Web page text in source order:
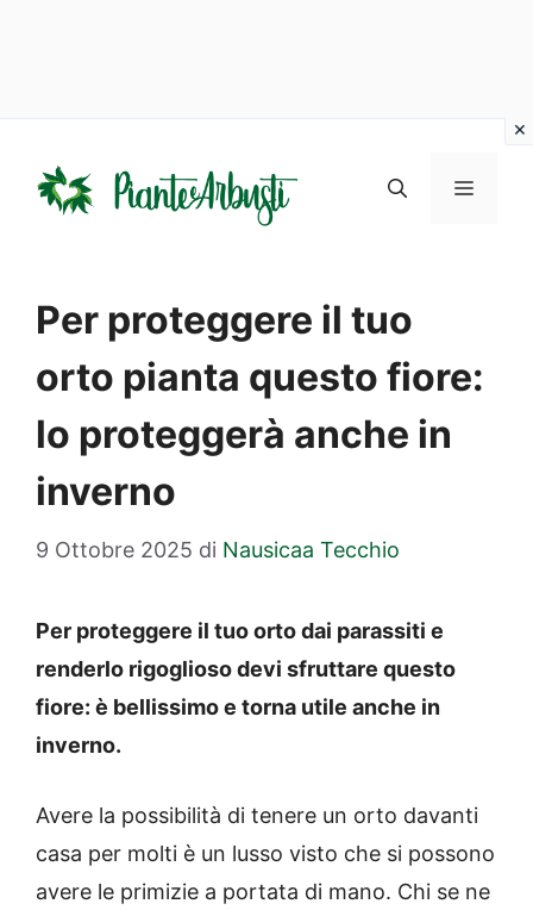
contenuto
MENU
Per proteggere il tuo
orto pianta questo fiore:
lo proteggerà anche in
inverno
9 Ottobre 2025 di Nausicaa Tecchio
Per proteggere il tuo orto dai parassiti e
renderlo rigoglioso devi sfruttare questo
fiore: è bellissimo e torna utile anche in
inverno.
Avere la possibilità di tenere un orto davanti
casa per molti è un lusso visto che si possono
avere le primizie a portata di mano. Chi se ne